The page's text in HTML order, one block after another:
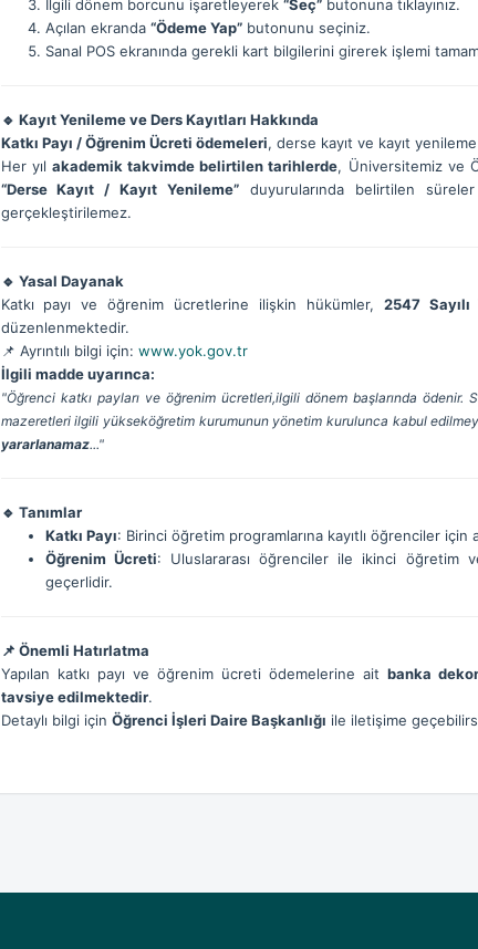
İlgili dönem borcunu işaretleyerek “Seç”butonuna tıklayınız.
Açılan ekranda “Ödeme Yap”butonunu seçiniz.
Sanal POS ekranında gerekli kart bilgilerini girerek işlemi
🔹 Kayıt Yenileme ve Ders Kayıtları Hakkında
Katkı Payı / Öğrenim Ücreti ödemeleri, derse kayıt ve kayıt
Her yıl akademik takvimde belirtilen tarihlerde, Üniversitemiz ve
“Derse Kayıt / Kayıt Yenileme” duyurularında belirtilen
gerçekleştirilemez.
🔹 Yasal Dayanak
Katkı payı ve öğrenim ücretlerine ilişkin hükümler, 2547
düzenlenmektedir.
📌 Ayrıntılı bilgi için: www.yok.gov.tr
İlgili madde uyarınca:
"Öğrenci katkı payları ve öğrenim ücretleri,ilgili dönem başlarında
mazeretleri ilgili yükseköğretim kurumunun yönetim kurulunca kabul
yararlanamaz..."
🔹 Tanımlar
Katkı Payı: Birinci öğretim programlarına kayıtlı öğrenciler için
Öğrenim Ücreti: Uluslararası öğrenciler ile ikinci öğretim
geçerlidir.
📌 Önemli Hatırlatma
Yapılan katkı payı ve öğrenim ücreti ödemelerine aitbanka
tavsiye edilmektedir.
Detaylı bilgi için Öğrenci İşleri Daire Başkanlığı ile iletişime